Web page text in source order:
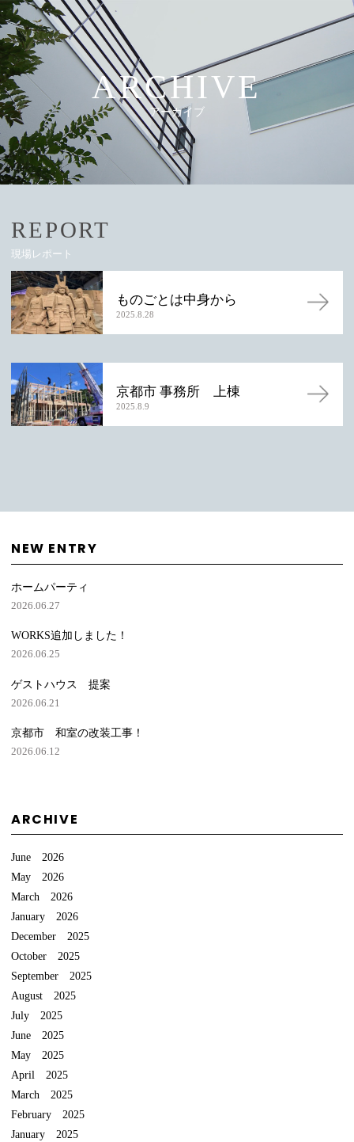
ARCHIVE
アーカイブ
REPORT
現場レポート
ものごとは中身から
2025.8.28
京都市 事務所 上棟
2025.8.9
NEW ENTRY
ホームパーティ
2026.06.27
WORKS追加しました！
2026.06.25
ゲストハウス 提案
2026.06.21
京都市 和室の改装工事！
2026.06.12
ARCHIVE
June 2026
May 2026
March 2026
January 2026
December 2025
October 2025
September 2025
August 2025
July 2025
June 2025
May 2025
April 2025
March 2025
February 2025
January 2025